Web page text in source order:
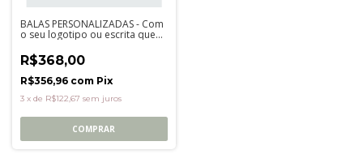
BALAS PERSONALIZADAS - Com
o seu logotipo ou escrita que
R$368,00
R$356,96 com Pix
3 x de R$122,67 sem juros
COMPRAR